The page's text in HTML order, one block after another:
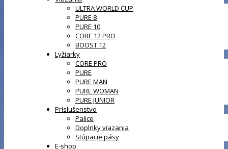
ULTRA WORLD CUP
PURE 8
PURE 10
CORE 12 PRO
BOOST 12
Lyžiarky
CORE PRO
PURE
PURE MAN
PURE WOMAN
PURE JUNIOR
Príslušenstvo
Palice
Doplnky viazania
Stúpacie pásy
E-shop